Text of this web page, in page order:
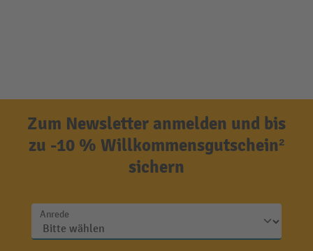
Zum Newsletter anmelden und bis
zu -10 % Willkommensgutschein²
sichern
Anrede